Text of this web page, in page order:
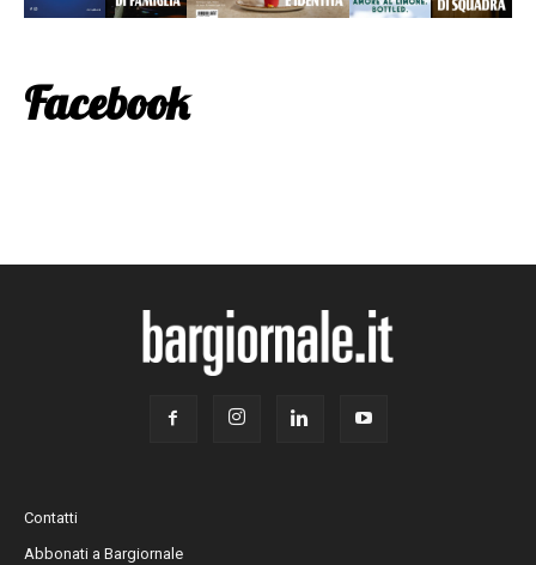
Facebook
Contatti
Abbonati a Bargiornale